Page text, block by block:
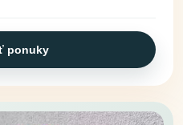
ponuky